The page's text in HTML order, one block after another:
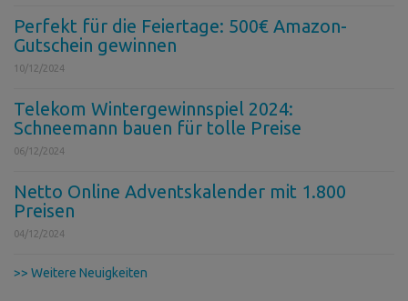
Perfekt für die Feiertage: 500€ Amazon-
Gutschein gewinnen
10/12/2024
Telekom Wintergewinnspiel 2024:
Schneemann bauen für tolle Preise
06/12/2024
Netto Online Adventskalender mit 1.800
Preisen
04/12/2024
>> Weitere Neuigkeiten